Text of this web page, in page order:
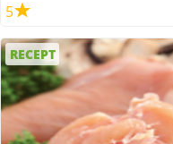
5
RECEPT